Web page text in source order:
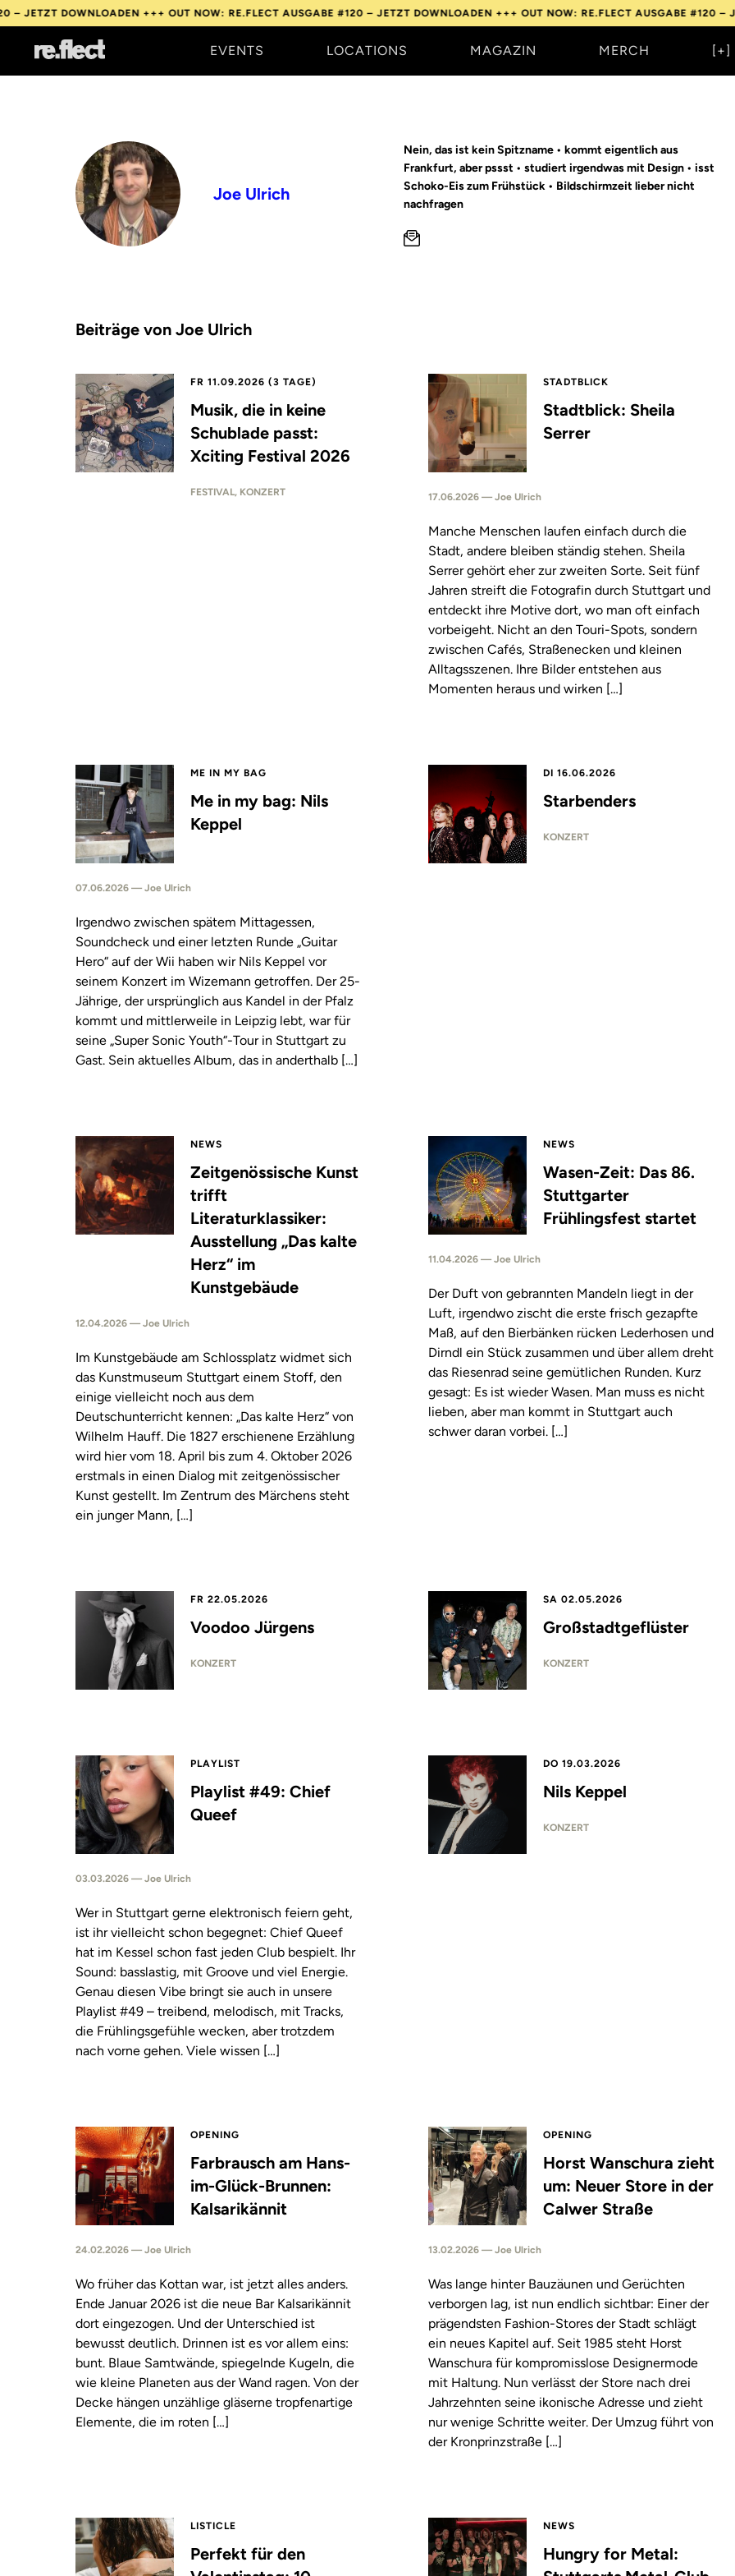
DOWNLOADEN +++OUT NOW: RE.FLECT AUSGABE #120 – JETZT DOWNLOADEN +++OUT NOW: RE.FLECT AUSGABE #120 – JETZT
EVENTS LOCATIONS MAGAZIN MERCH [+]
Joe Ulrich
Nein, das ist kein Spitzname • kommt eigentlich aus
Frankfurt, aber pssst • studiert irgendwas mit Design • isst
Schoko-Eis zum Frühstück • Bildschirmzeit lieber nicht
nachfragen
Beiträge von Joe Ulrich
FR 11.09.2026 (3 TAGE)
Musik, die in keine
Schublade passt:
Xciting Festival 2026
FESTIVAL, KONZERT
STADTBLICK
Stadtblick: Sheila
Serrer
17.06.2026 — Joe Ulrich
Manche Menschen laufen einfach durch die
Stadt, andere bleiben ständig stehen. Sheila
Serrer gehört eher zur zweiten Sorte. Seit fünf
Jahren streift die Fotografin durch Stuttgart und
entdeckt ihre Motive dort, wo man oft einfach
vorbeigeht. Nicht an den Touri-Spots, sondern
zwischen Cafés, Straßenecken und kleinen
Alltagsszenen. Ihre Bilder entstehen aus
Momenten heraus und wirken […]
ME IN MY BAG
Me in my bag: Nils
Keppel
07.06.2026 — Joe Ulrich
Irgendwo zwischen spätem Mittagessen,
Soundcheck und einer letzten Runde „Guitar
Hero“ auf der Wii haben wir Nils Keppel vor
seinem Konzert im Wizemann getroffen. Der 25-
Jährige, der ursprünglich aus Kandel in der Pfalz
kommt und mittlerweile in Leipzig lebt, war für
seine „Super Sonic Youth“-Tour in Stuttgart zu
Gast. Sein aktuelles Album, das in anderthalb […]
DI 16.06.2026
Starbenders
KONZERT
NEWS
Zeitgenössische Kunst
trifft
Literaturklassiker:
Ausstellung „Das kalte
Herz“ im
Kunstgebäude
12.04.2026 — Joe Ulrich
Im Kunstgebäude am Schlossplatz widmet sich
das Kunstmuseum Stuttgart einem Stoff, den
einige vielleicht noch aus dem
Deutschunterricht kennen: „Das kalte Herz“ von
Wilhelm Hauff. Die 1827 erschienene Erzählung
wird hier vom 18. April bis zum 4. Oktober 2026
erstmals in einen Dialog mit zeitgenössischer
Kunst gestellt. Im Zentrum des Märchens steht
ein junger Mann, […]
NEWS
Wasen-Zeit: Das 86.
Stuttgarter
Frühlingsfest startet
11.04.2026 — Joe Ulrich
Der Duft von gebrannten Mandeln liegt in der
Luft, irgendwo zischt die erste frisch gezapfte
Maß, auf den Bierbänken rücken Lederhosen und
Dirndl ein Stück zusammen und über allem dreht
das Riesenrad seine gemütlichen Runden. Kurz
gesagt: Es ist wieder Wasen. Man muss es nicht
lieben, aber man kommt in Stuttgart auch
schwer daran vorbei. […]
FR 22.05.2026
Voodoo Jürgens
KONZERT
SA 02.05.2026
Großstadtgeflüster
KONZERT
PLAYLIST
Playlist #49: Chief
Queef
03.03.2026 — Joe Ulrich
Wer in Stuttgart gerne elektronisch feiern geht,
ist ihr vielleicht schon begegnet: Chief Queef
hat im Kessel schon fast jeden Club bespielt. Ihr
Sound: basslastig, mit Groove und viel Energie.
Genau diesen Vibe bringt sie auch in unsere
Playlist #49 – treibend, melodisch, mit Tracks,
die Frühlingsgefühle wecken, aber trotzdem
nach vorne gehen. Viele wissen […]
DO 19.03.2026
Nils Keppel
KONZERT
OPENING
Farbrausch am Hans-
im-Glück-Brunnen:
Kalsarikännit
24.02.2026 — Joe Ulrich
Wo früher das Kottan war, ist jetzt alles anders.
Ende Januar 2026 ist die neue Bar Kalsarikännit
dort eingezogen. Und der Unterschied ist
bewusst deutlich. Drinnen ist es vor allem eins:
bunt. Blaue Samtwände, spiegelnde Kugeln, die
wie kleine Planeten aus der Wand ragen. Von der
Decke hängen unzählige gläserne tropfenartige
Elemente, die im roten […]
OPENING
Horst Wanschura zieht
um: Neuer Store in der
Calwer Straße
13.02.2026 — Joe Ulrich
Was lange hinter Bauzäunen und Gerüchten
verborgen lag, ist nun endlich sichtbar: Einer der
prägendsten Fashion-Stores der Stadt schlägt
ein neues Kapitel auf. Seit 1985 steht Horst
Wanschura für kompromisslose Designermode
mit Haltung. Nun verlässt der Store nach drei
Jahrzehnten seine ikonische Adresse und zieht
nur wenige Schritte weiter. Der Umzug führt von
der Kronprinzstraße […]
LISTICLE
Perfekt für den
NEWS
Hungry for Metal: